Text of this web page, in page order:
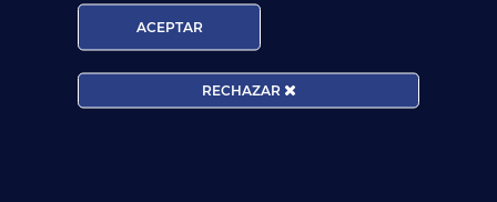
quieren ser TCP
Leer más
ACEPTAR
RECHAZAR